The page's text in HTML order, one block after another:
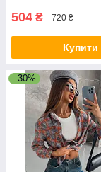
504 ₴ 720 ₴
Купити
–30%